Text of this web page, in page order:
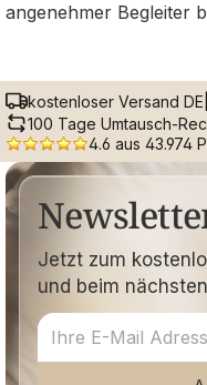
angenehmer Begleiter
kostenloser Versand
100 Tage Umtausch-
4.6 aus 43.974
Jetzt zum
und beim